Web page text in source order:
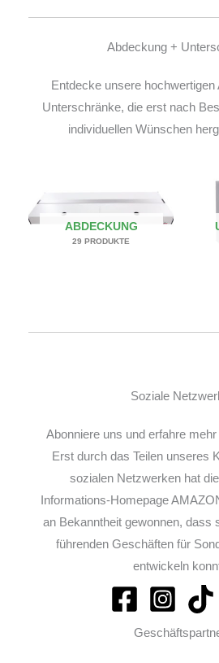
Abdeckung +
Entdecke unsere hochwertigen
Unterschränke, die erst nach
individuellen Wünschen
ABDECKUNG
29 PRODUKTE
Soziale
Abonniere uns und erfahre
Erst durch das Teilen unseres
sozialen Netzwerken hat
Informations-Homepage
an Bekanntheit gewonnen, dass
führenden Geschäften für
entwickeln